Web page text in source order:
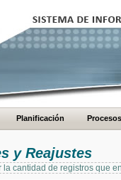
Planificación Procesos
y Reajustes
cantidad de registros que